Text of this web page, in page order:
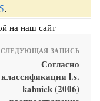
.
на наш сайт
СЛЕДУЮЩАЯ ЗАПИСЬ
Согласно
классификации l.s.
kabnick (2006)